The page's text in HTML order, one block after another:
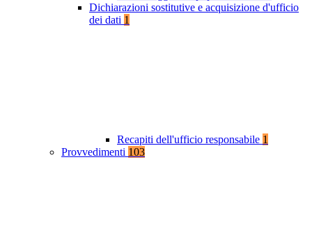
Dichiarazioni sostitutive e acquisizione d'ufficio
dei dati 1
Recapiti dell'ufficio responsabile 1
Provvedimenti 103